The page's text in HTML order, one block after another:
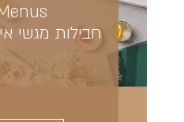
חבילות מגשי